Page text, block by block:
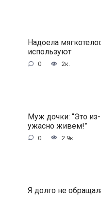
Надоела
используют
0 2к.
Муж дочки: “Это
ужасно живем!”
0 2.9к.
Я долго не